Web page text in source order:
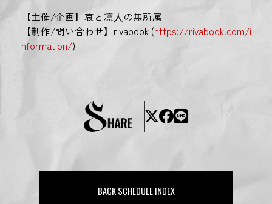
【主催/企画】哀と凛⼈の無所属
【制作/問い合わせ】rivabook (https://rivabook.com/i
nformation/)
BACK SCHEDULE INDEX